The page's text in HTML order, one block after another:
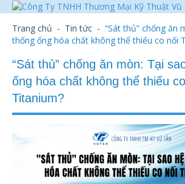
Trang chủ - Tin tức - “Sát thủ” chống ăn
thống ống hóa chất không thể thiếu co nối
“Sát thủ” chống ăn mòn: Tại
ống hóa chất không thể thiếu
Titanium?